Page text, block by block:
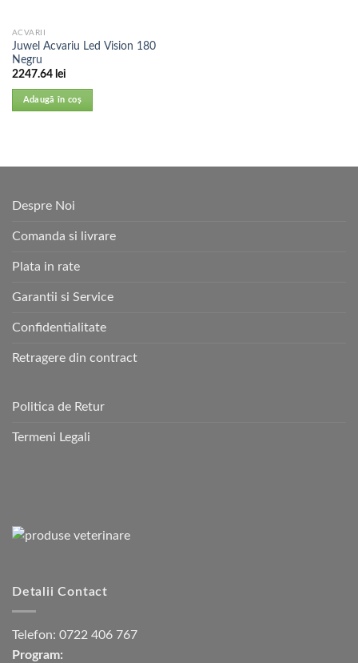
ACVARII
Juwel Acvariu Led Vision 180
Negru
2247.64 lei
Adaugă în coș
Despre Noi
Comanda si livrare
Plata in rate
Garantii si Service
Confidentialitate
Retragere din contract
Politica de Retur
Termeni Legali
Detalii Contact
Telefon: 0722 406 767
Program: